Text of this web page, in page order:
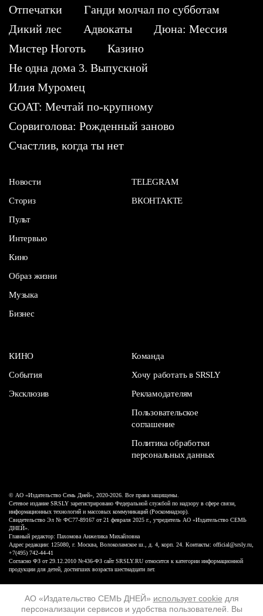
АО «Издательство СЕМЬ ДНЕЙ» использует cookie для
персонализации сервисов и удобства пользователей. Вы
Отпечатки
Ганди молчал по субботам
Дикий лес
Адвокаты
Дюна: Мессия
Мистер Ноготь
Казино
Не одна дома 3. Выпускной
Илия Муромец
GOAT: Мечтай по-крупному
Сорвиголова: Рожденный заново
Счастлив, когда ты нет
Новости
Сториз
Пульт
Интервью
Кино
Образ жизни
Музыка
Бизнес
TELEGRAM
ВКОНТАКТЕ
КИНО
События
Эксклюзив
Команда
Хочу работать в SRSLY
Рекламодателям
Пользовательское
соглашение
Политика обработки
персональных данных
16+
© АО «Издательство Семь Дней», 2020-2026. Все права защищены.
Сетевое издание SRSLY зарегистрировано Федеральной службой по надзору в сфере связи,
информационных технологий и массовых коммуникаций (Роскомнадзор).
Свидетельство Эл № ФС77-89167 от 21 февраля 2025 г., учредитель АО «Издательство СЕМЬ
ДНЕЙ».
Главный редактор: Пахомова Анжелика Михайловна
Адрес редакции: 125080, г. Москва, Волоколамское ш., д. 4, корп. 24. Контакты: official@srsly.ru,
+7(495) 742-44-41
Согласно ФЗ от 29.12.2010 №436-ФЗ сайт SRSLY.RU относится к категории информационной
продукции для детей, достигших возраста шестнадцати лет.